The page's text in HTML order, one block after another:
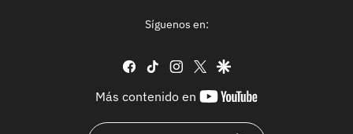
Síguenos en:
facebook
tiktok instagram
twittergoogle
Más contenido en
youtube-